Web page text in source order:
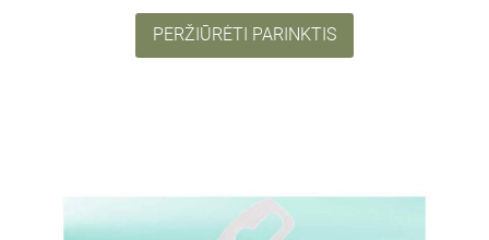
PERŽIŪRĖTI PARINKTIS